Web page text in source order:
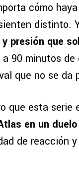
cómo
distinto.
presión que
90 minutos de
que no se da
que esta serie
en un
de reacción